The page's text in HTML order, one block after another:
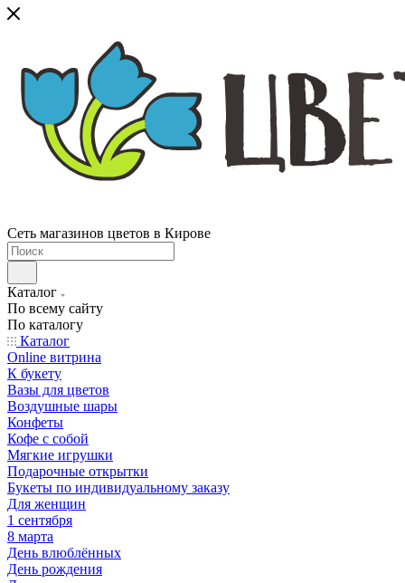
Сеть магазинов цветов в Кирове
Каталог
По всему сайту
По каталогу
Каталог
Online витрина
К букету
Вазы для цветов
Воздушные шары
Конфеты
Кофе с собой
Мягкие игрушки
Подарочные открытки
Букеты по индивидуальному заказу
Для женщин
1 сентября
8 марта
День влюблённых
День рождения